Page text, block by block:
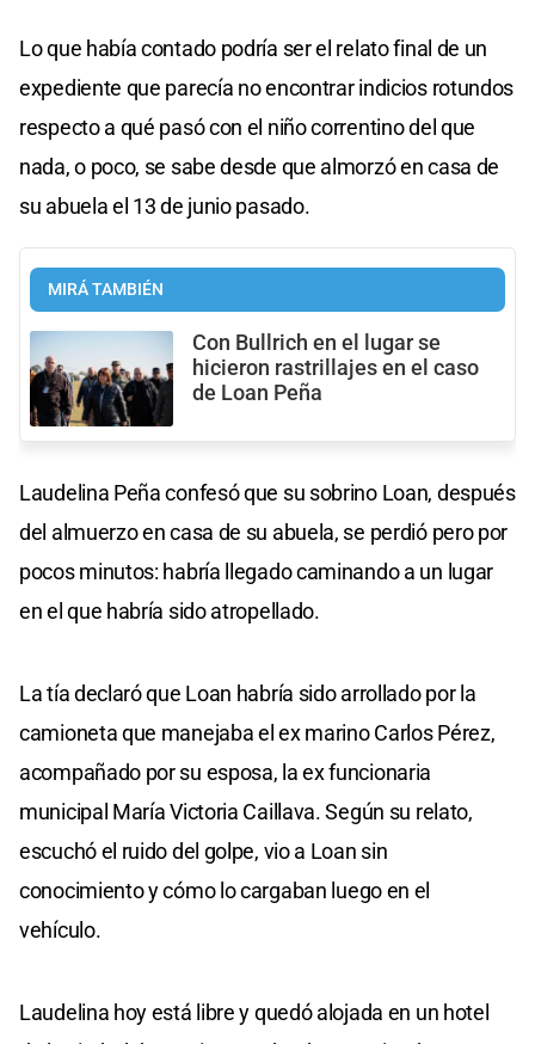
Lo que había contado podría ser el relato final de un
expediente que parecía no encontrar indicios rotundos
respecto a qué pasó con el niño correntino del que
nada, o poco, se sabe desde que almorzó en casa de
su abuela el 13 de junio pasado.
MIRÁ TAMBIÉN
Con Bullrich en el lugar se
hicieron rastrillajes en el caso
de Loan Peña
Laudelina Peña confesó que su sobrino Loan, después
del almuerzo en casa de su abuela, se perdió pero por
pocos minutos: habría llegado caminando a un lugar
en el que habría sido atropellado.
La tía declaró que Loan habría sido arrollado por la
camioneta que manejaba el ex marino Carlos Pérez,
acompañado por su esposa, la ex funcionaria
municipal María Victoria Caillava. Según su relato,
escuchó el ruido del golpe, vio a Loan sin
conocimiento y cómo lo cargaban luego en el
vehículo.
Laudelina hoy está libre y quedó alojada en un hotel